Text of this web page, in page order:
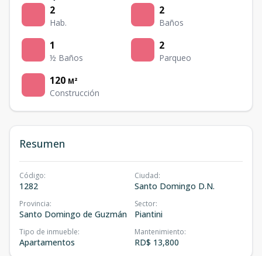
2
Hab.
2
Baños
1
½ Baños
2
Parqueo
120 M²
Construcción
Resumen
Código:
1282
Ciudad:
Santo Domingo D.N.
Provincia:
Santo Domingo de Guzmán
Sector:
Piantini
Tipo de inmueble:
Apartamentos
Mantenimiento:
RD$ 13,800